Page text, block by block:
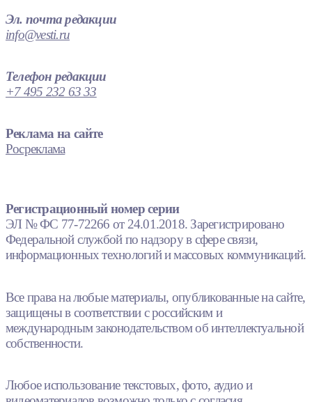
Эл. почта редакции
info@vesti.ru
Телефон редакции
+7 495 232 63 33
Реклама на сайте
Росреклама
Регистрационный номер серии
ЭЛ № ФС 77-72266 от 24.01.2018. Зарегистрировано
Федеральной службой по надзору в сфере связи,
информационных технологий и массовых коммуникаций.
Все права на любые материалы, опубликованные на сайте,
защищены в соответствии с российским и
международным законодательством об интеллектуальной
собственности.
Любое использование текстовых, фото, аудио и